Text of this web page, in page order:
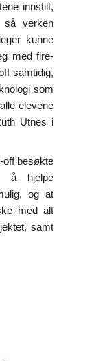
innstilt,
så verken
kunne
med fire-
samtidig,
som
elevene
Utnes i
off besøkte
å hjelpe
og at
med alt
samt